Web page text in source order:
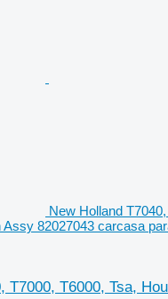
New Holland
82027043 carcasa
T7000, T6000, Tsa,